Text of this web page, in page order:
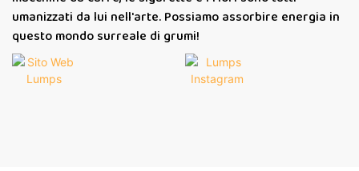
umanizzati da lui nell'arte. Possiamo assorbire energia in
questo mondo surreale di grumi!